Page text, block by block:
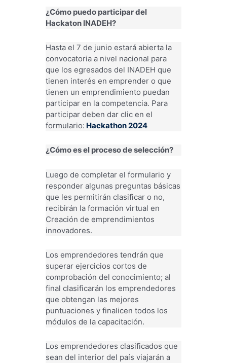
¿Cómo puedo participar del
Hackaton INADEH?
Hasta el 7 de junio estará abierta la
convocatoria a nivel nacional para
que los egresados del INADEH que
tienen interés en emprender o que
tienen un emprendimiento puedan
participar en la competencia. Para
participar deben dar clic en el
formulario: Hackathon 2024
¿Cómo es el proceso de selección?
Luego de completar el formulario y
responder algunas preguntas básicas
que les permitirán clasificar o no,
recibirán la formación virtual en
Creación de emprendimientos
innovadores.
Los emprendedores tendrán que
superar ejercicios cortos de
comprobación del conocimiento; al
final clasificarán los emprendedores
que obtengan las mejores
puntuaciones y finalicen todos los
módulos de la capacitación.
Los emprendedores clasificados que
sean del interior del país viajarán a